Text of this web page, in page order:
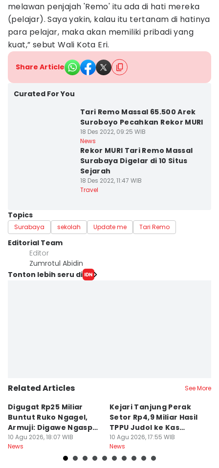
melawan penjajah 'Remo' itu ada di hati mereka
(pelajar). Saya yakin, kalau itu tertanam di hatinya
para pelajar, maka akan memiliki pribadi yang
kuat,” sebut Wali Kota Eri.
Share Article
Curated For You
Tari Remo Massal 65.500 Arek
Suroboyo Pecahkan Rekor MURI
18 Des 2022, 09:25 WIB
News
Rekor MURI Tari Remo Massal
Surabaya Digelar di 10 Situs
Sejarah
18 Des 2022, 11:47 WIB
Travel
Topics
Surabaya sekolah Update me Tari Remo
Editorial Team
Editor
Zumrotul Abidin
Tonton lebih seru di
Related Articles See More
Digugat Rp25 Miliar
Buntut Ruko Ngagel,
Armuji: Digawe Ngaspal
Ae Poo
10 Agu 2026, 18:07 WIB
News
Kejari Tanjung Perak
Setor Rp4,9 Miliar Hasil
TPPU Judol ke Kas
Negara
10 Agu 2026, 17:55 WIB
News